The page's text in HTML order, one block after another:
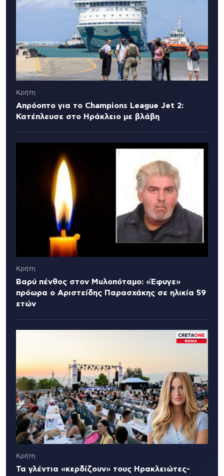
Κρήτη
Απρόοπτο για το Champions League Jet 2:
Κατέπλευσε στο Ηράκλειο με βλάβη
Κρήτη
Βαρύ πένθος στον Μυλοπόταμο: «Έφυγε»
πρόωρα ο Αριστείδης Παρασχάκης σε ηλικία 59
ετών
Κρήτη
Τα γλέντια «κερδίζουν» τους Ηρακλειώτες-